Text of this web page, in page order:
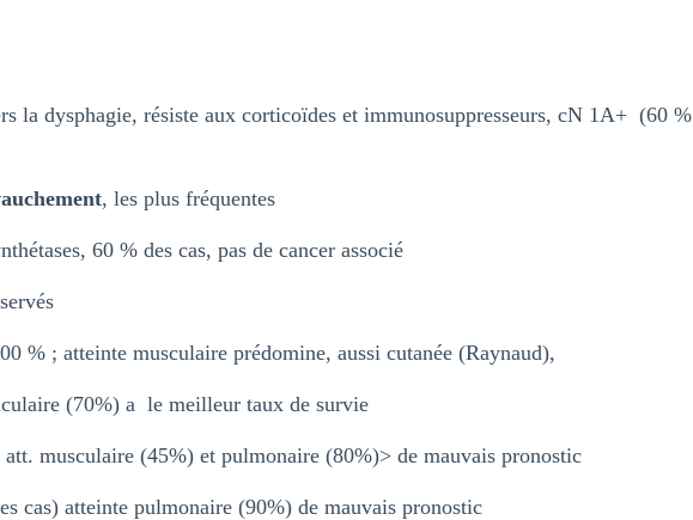
la dysphagie, résiste aux corticoïdes et immunosuppresseurs, cN 1A+ (60
, les plus fréquentes
60 % des cas, pas de cancer associé
% ; atteinte musculaire prédomine, aussi cutanée (Raynaud),
a le meilleur taux de survie
musculaire (45%) et pulmonaire (80%)> de mauvais pronostic
cas) atteinte pulmonaire (90%) de mauvais pronostic